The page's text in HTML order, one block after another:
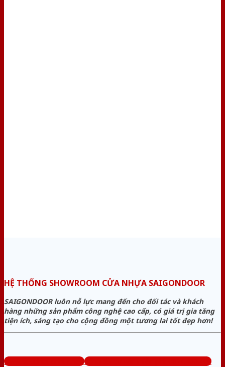
HỆ THỐNG SHOWROOM CỬA NHỰA SAIGONDOOR
SAIGONDOOR luôn nỗ lực mang đến cho đối tác và khách
hàng những sản phẩm công nghệ cao cấp, có giá trị gia tăng
tiện ích, sáng tạo cho cộng đồng một tương lai tốt đẹp hơn!
www.sieuthicuanhua.net Tổng đài tư vấn miễn phí: 0824.400.400